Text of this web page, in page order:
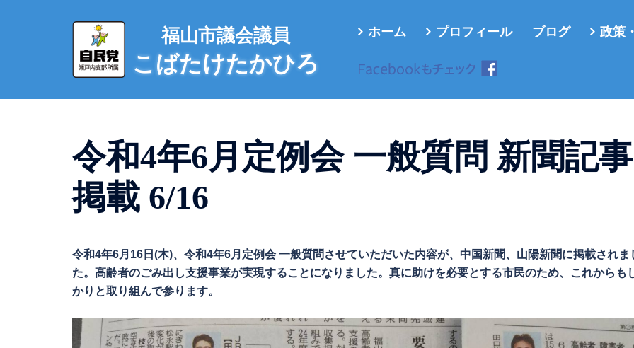
へ
福山市議会議員
こばたけたかひろ
ホーム プロフィール ブログ 政策
令和4年6月定例会 一般質問 新聞記事
掲載 6/16
令和4年6月16日(木)、令和4年6月定例会 一般質問させていただいた内容が、中国新聞、山陽新聞に掲載されま
た。高齢者のごみ出し支援事業が実現することになりました。真に助けを必要とする市民のため、これからも
かりと取り組んで参ります。